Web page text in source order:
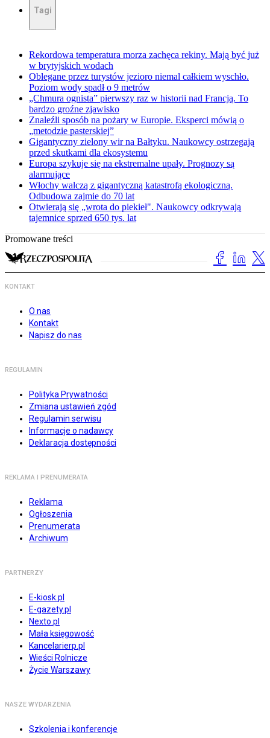
Tagi
Rekordowa temperatura morza zachęca rekiny. Mają być już
w brytyjskich wodach
Oblegane przez turystów jezioro niemal całkiem wyschło.
Poziom wody spadł o 9 metrów
„Chmura ognista” pierwszy raz w historii nad Francją. To
bardzo groźne zjawisko
Znaleźli sposób na pożary w Europie. Eksperci mówią o
„metodzie pasterskiej”
Gigantyczny zielony wir na Bałtyku. Naukowcy ostrzegają
przed skutkami dla ekosystemu
Europa szykuje się na ekstremalne upały. Prognozy są
alarmujące
Włochy walczą z gigantyczną katastrofą ekologiczną.
Odbudowa zajmie do 70 lat
Otwierają się „wrota do piekieł". Naukowcy odkrywają
tajemnice sprzed 650 tys. lat
Promowane treści
KONTAKT
O nas
Kontakt
Napisz do nas
REGULAMIN
Polityka Prywatności
Zmiana ustawień zgód
Regulamin serwisu
Informacje o nadawcy
Deklaracja dostępności
REKLAMA I PRENUMERATA
Reklama
Ogłoszenia
Prenumerata
Archiwum
PARTNERZY
E-kiosk.pl
E-gazety.pl
Nexto.pl
Mała księgowość
Kancelarierp.pl
Wieści Rolnicze
Życie Warszawy
NASZE WYDARZENIA
Szkolenia i konferencje